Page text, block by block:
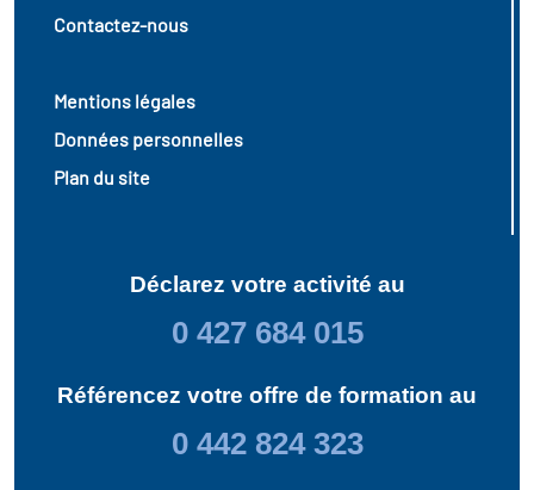
Contactez-nous
Mentions légales
Données personnelles
Plan du site
Déclarez votre activité au
0 427 684 015
Référencez votre offre de formation au
0 442 824 323